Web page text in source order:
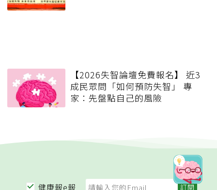
【2026失智論壇免費報名】 近3
成民眾問「如何預防失智」 專
家：先盤點自己的風險
健康報e報